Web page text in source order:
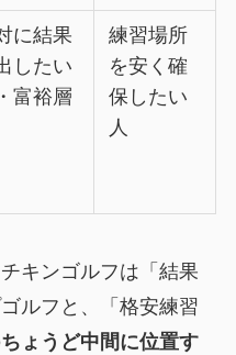
に結果
したい
富裕層
練習場所
を安く確
保したい
人
キンゴルフは「結果
ルフと、「格安練習
ちょうど中間に位置す